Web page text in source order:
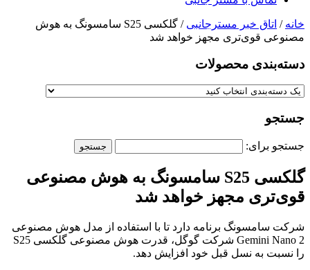
خانه / اتاق خبر مسترجانبی
/ گلکسی S25 سامسونگ به هوش
مصنوعی قوی‌تری مجهز خواهد شد
دسته‌بندی‌ محصولات
جستجو
جستجو برای:
گلکسی S25 سامسونگ به هوش مصنوعی
قوی‌تری مجهز خواهد شد
شرکت سامسونگ برنامه دارد تا با استفاده از مدل هوش مصنوعی
Gemini Nano 2 شرکت گوگل، قدرت هوش مصنوعی گلکسی S25
را نسبت به نسل قبل خود افزایش دهد.